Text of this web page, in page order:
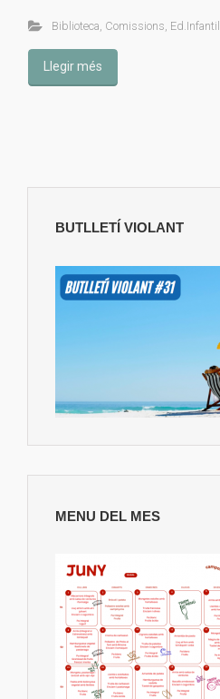
Biblioteca Comissions Ed.Infantil
Llegir més
BUTLLETÍ VIOLANT
MENU DEL MES